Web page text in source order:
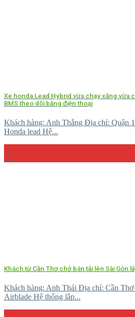
Xe honda Lead Hybrid vừa chạy xăng vừa
BMS theo dõi bằng điện thoại
Khách hàng: Anh Thắng Địa chỉ: Quận
Honda lead Hệ...
Khách từ Cần Thơ chở bán tải lên Sài Gòn
Khách hàng: Anh Thái Địa chỉ: Cần Thơ
Airblade Hệ thống lắp...